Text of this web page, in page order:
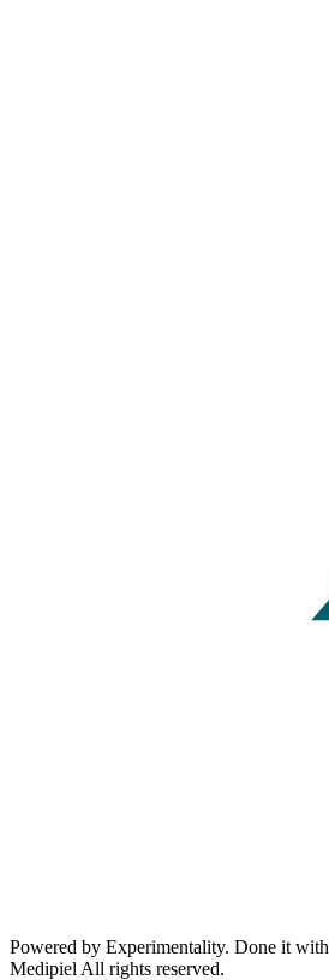
Powered by Experimentality. Done it with
Medipiel All rights reserved.